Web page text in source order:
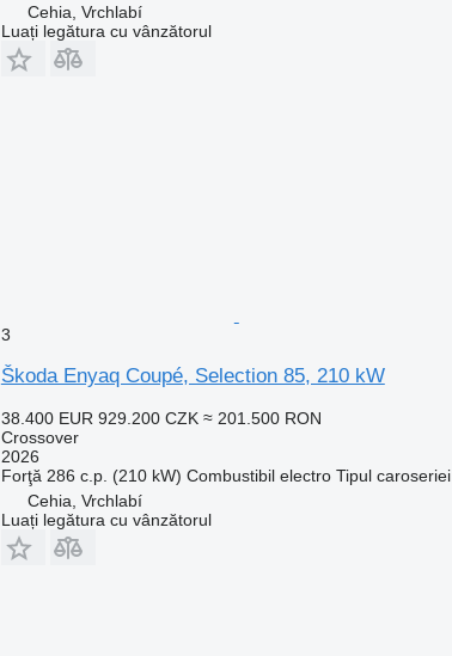
Cehia, Vrchlabí
Luați legătura cu vânzătorul
3
Škoda Enyaq Coupé, Selection 85, 210 kW
38.400 EUR 929.200 CZK ≈ 201.500 RON
Crossover
2026
Forţă 286 c.p. (210 kW) Combustibil electro Tipul caroseriei
Cehia, Vrchlabí
Luați legătura cu vânzătorul